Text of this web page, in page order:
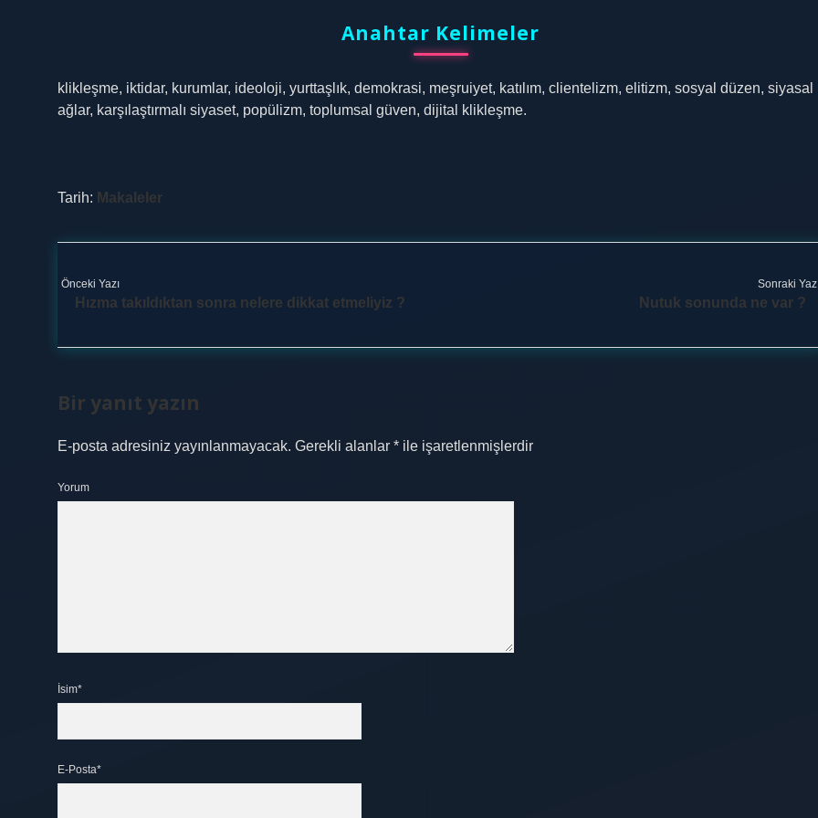
Anahtar Kelimeler
klikleşme, iktidar, kurumlar, ideoloji, yurttaşlık, demokrasi, meşruiyet, katılım, clientelizm, elitizm, sosyal düzen, siyasal
ağlar, karşılaştırmalı siyaset, popülizm, toplumsal güven, dijital klikleşme.
Tarih: Makaleler
Önceki Yazı
Hızma takıldıktan sonra nelere dikkat etmeliyiz ?
Sonraki
Nutuk sonunda ne var ?
Bir yanıt yazın
E-posta adresiniz yayınlanmayacak. Gerekli alanlar * ile işaretlenmişlerdir
Yorum
İsim*
E-Posta*